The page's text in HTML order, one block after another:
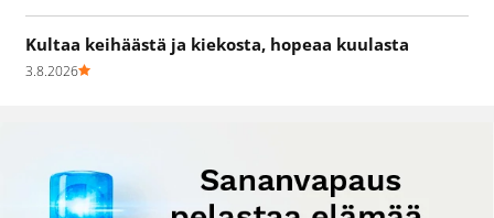
Kultaa keihäästä ja kiekosta, hopeaa kuulasta
3.8.2026